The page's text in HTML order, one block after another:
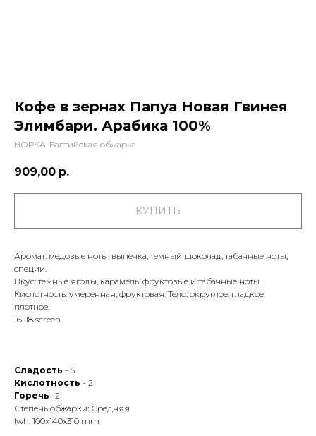
Кофе в зернах Папуа Новая Гвинея
Элимбари. Арабика 100%
НОРКА. Балтийская обжарка
909,00 р.
КУПИТЬ
Аромат: медовые ноты, выпечка, темный шоколад, табачные ноты,
специи.
Вкус: темные ягоды, карамель, фруктовые и табачные ноты.
Кислотность: умеренная, фруктовая. Тело: округлое, гладкое,
плотное.
16-18 screen
Сладость - 5
Кислотность - 2
Горечь -2
Степень обжарки: Средняя
lwh: 100x140x310 mm